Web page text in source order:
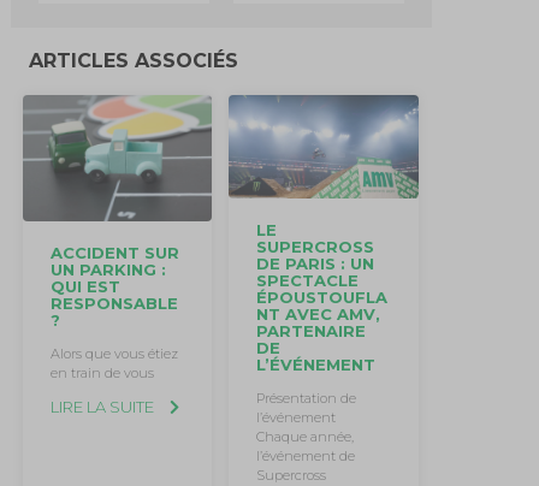
ARTICLES ASSOCIÉS
ACCIDENT SUR
UN PARKING :
QUI EST
RESPONSABLE
?
Alors que vous étiez
en train de vous
LIRE LA SUITE
LE
SUPERCROSS
DE PARIS : UN
SPECTACLE
ÉPOUSTOUFLA
NT AVEC AMV,
PARTENAIRE
DE
L’ÉVÉNEMENT
Présentation de
l’événement
Chaque année,
l’événement de
Supercross